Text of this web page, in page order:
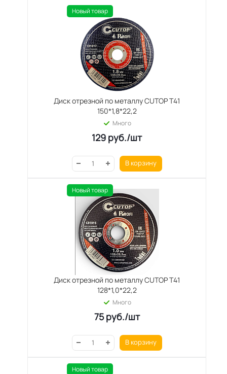
Новый товар
Диск отрезной по металлу CUTOP T41
150*1,8*22,2
Много
129 руб./шт
В корзину
Новый товар
Диск отрезной по металлу CUTOP T41
128*1,0*22,2
Много
75руб./шт
В корзину
Новый товар